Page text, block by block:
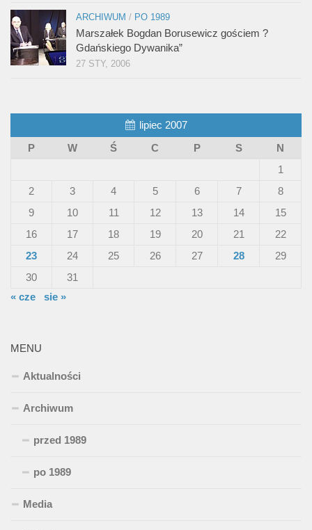
ARCHIWUM / PO 1989
Marszałek Bogdan Borusewicz gościem ?
Gdańskiego Dywanika”
27 STY, 2006
lipiec 2007
P
W Ś C P S
N
1
2
3 4 5 6 7
8
9
10 11 12 13 14
15
16
17 18 19 20 21
22
23
24 25 26 27 28
29
30
31
« cze
sie »
MENU
Aktualności
Archiwum
przed 1989
po 1989
Media